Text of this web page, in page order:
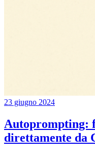
23 giugno 2024
Autoprompting:
direttamente da